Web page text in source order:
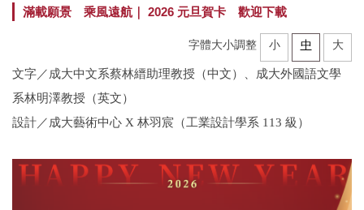
滿載願景 乘風遠航｜ 2026 元旦賀卡 歡迎下載
字體大小調整 小 中 大
文字／成⼤中文系蔡林縉助理教授（中文）、成⼤外國語文學
系林明澤教授（英文）
設計／成大藝術中心 X 林羽宸（工業設計學系 113 級）